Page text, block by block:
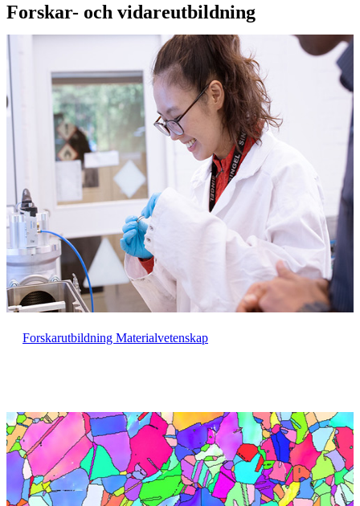
Forskar- och vidareutbildning
Forskarutbildning Materialvetenskap